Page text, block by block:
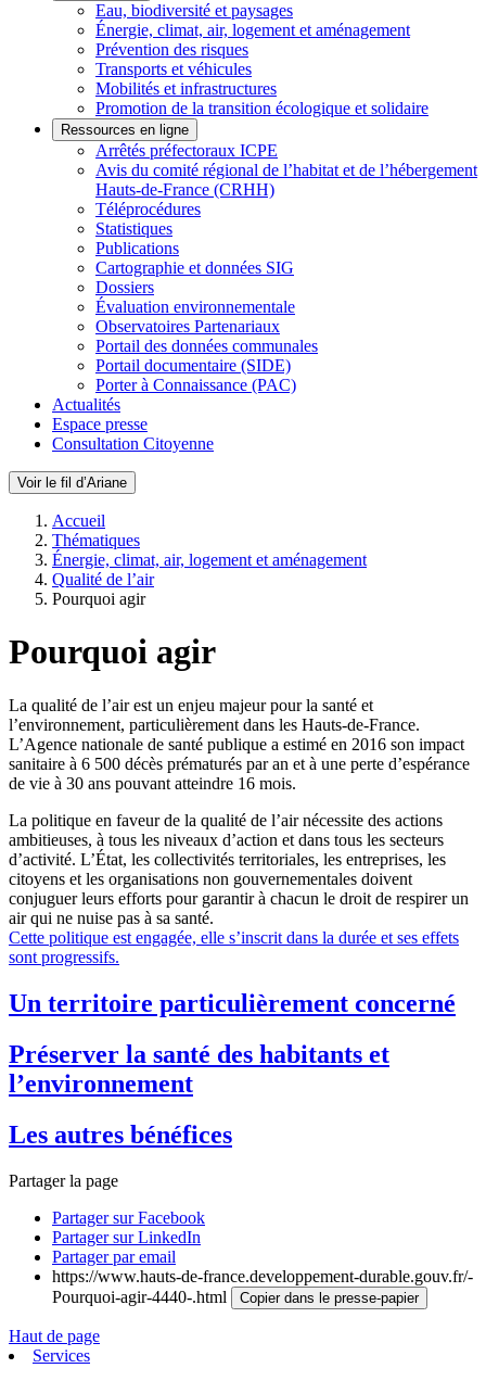
Eau, biodiversité et paysages
Énergie, climat, air, logement et aménagement
Prévention des risques
Transports et véhicules
Mobilités et infrastructures
Promotion de la transition écologique et solidaire
Ressources en ligne
Arrêtés préfectoraux ICPE
Avis du comité régional de l’habitat et de l’hébergement
Hauts-de-France (CRHH)
Téléprocédures
Statistiques
Publications
Cartographie et données SIG
Dossiers
Évaluation environnementale
Observatoires Partenariaux
Portail des données communales
Portail documentaire (SIDE)
Porter à Connaissance (PAC)
Actualités
Espace presse
Consultation Citoyenne
Voir le fil d’Ariane
Accueil
Thématiques
Énergie, climat, air, logement et aménagement
Qualité de l’air
Pourquoi agir
Pourquoi agir
La qualité de l’air est un enjeu majeur pour la santé et
l’environnement, particulièrement dans les Hauts-de-France.
L’Agence nationale de santé publique a estimé en 2016 son impact
sanitaire à 6 500 décès prématurés par an et à une perte d’espérance
de vie à 30 ans pouvant atteindre 16 mois.
La politique en faveur de la qualité de l’air nécessite des actions
ambitieuses, à tous les niveaux d’action et dans tous les secteurs
d’activité. L’État, les collectivités territoriales, les entreprises, les
citoyens et les organisations non gouvernementales doivent
conjuguer leurs efforts pour garantir à chacun le droit de respirer un
air qui ne nuise pas à sa santé.
Cette politique est engagée, elle s’inscrit dans la durée et ses effets
sont progressifs.
Un territoire particulièrement concerné
Préserver la santé des habitants et
l’environnement
Les autres bénéfices
Partager la page
Partager sur Facebook
Partager sur LinkedIn
Partager par email
https://www.hauts-de-france.developpement-durable.gouv.fr/-
Pourquoi-agir-4440-.html
Copier dans le presse-papier
Haut de page
Services